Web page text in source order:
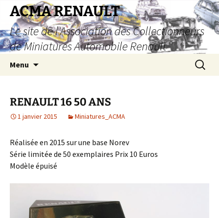
Aller
contenu
ACMA RENAULT
Le site de l'Association des Collectionneurs
de Miniatures Automobile Renault
Menu
RENAULT 16 50 ANS
1 janvier 2015 Miniatures_ACMA
Réalisée en 2015 sur une base Norev
Série limitée de 50 exemplaires Prix 10 Euros
Modèle épuisé